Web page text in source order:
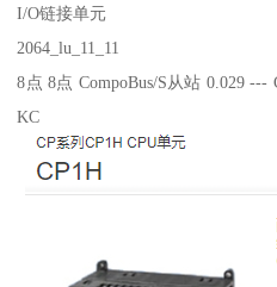
I/O链接单元
2064_lu_11_11
8点 8点 CompoBus/S从站 0.029 ---
KC